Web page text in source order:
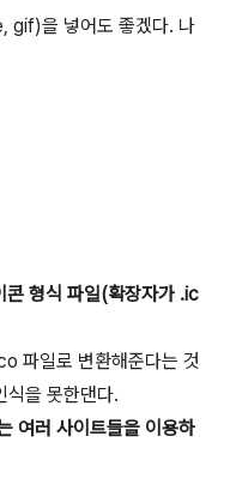
gif)을 넣어도 좋겠다. 나
콘 형식 파일(확장자가 .ic
파일로 변환해준다는 것
식을 못한댄다.
여러 사이트들을 이용하